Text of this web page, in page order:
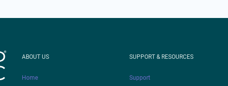
ABOUT US
Home
SUPPORT & RESOURCES
Support